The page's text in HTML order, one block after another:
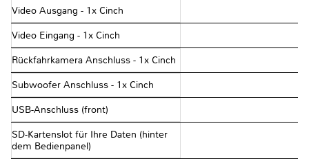
Video Ausgang - 1x Cinch
Video Eingang - 1x Cinch
Rückfahrkamera Anschluss - 1x Cinch
Subwoofer Anschluss - 1x Cinch
USB-Anschluss (front)
SD-Kartenslot für Ihre Daten (hinter
dem Bedienpanel)